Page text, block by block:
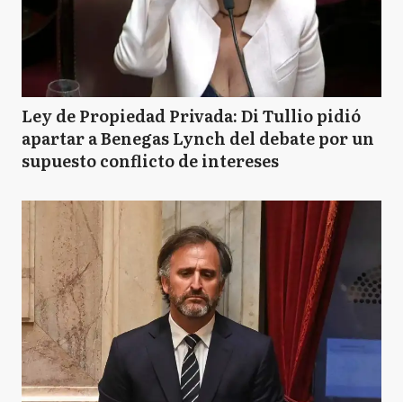
Ley de Propiedad Privada: Di Tullio pidió
apartar a Benegas Lynch del debate por un
supuesto conflicto de intereses